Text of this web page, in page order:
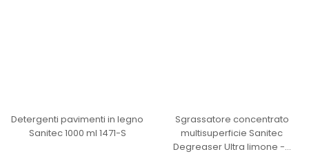
Detergenti pavimenti in legno
Sanitec 1000 ml 1471-S
Sgrassatore concentrato
multisuperficie Sanitec
Degreaser Ultra limone -…